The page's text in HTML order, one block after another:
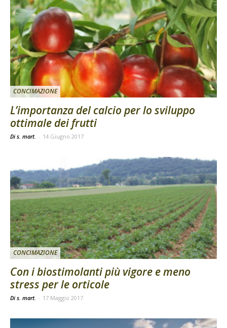
CONCIMAZIONE
L’importanza del calcio per lo sviluppo
ottimale dei frutti
Di s. mart. - 14 Giugno 2017
CONCIMAZIONE
Con i biostimolanti più vigore e meno
stress per le orticole
Di s. mart. - 17 Maggio 2017